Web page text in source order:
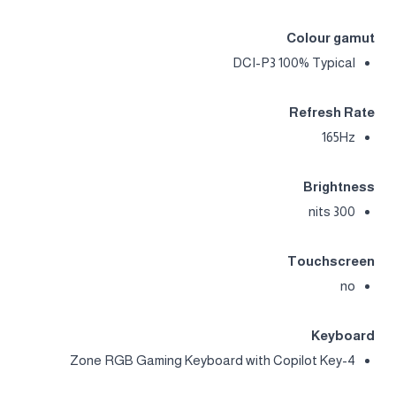
Colour gamut
DCI-P3 100% Typical
Refresh Rate
165Hz
Brightness
300 nits
Touchscreen
no
Keyboard
4-Zone RGB Gaming Keyboard with Copilot Key